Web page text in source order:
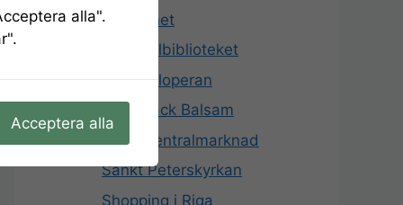
Kruttornet
Nationalbiblioteket
Nationaloperan
Riga Black Balsam
Rigas centralmarknad
Sankt Peterskyrkan
Shopping i Riga
alla".
Acceptera alla